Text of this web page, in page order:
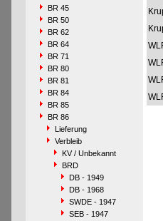
BR 45
BR 50
BR 62
BR 64
BR 71
BR 80
BR 81
BR 84
BR 85
BR 86
Lieferung
Verbleib
KV / Unbekannt
BRD
DB - 1949
DB - 1968
SWDE - 1947
SEB - 1947